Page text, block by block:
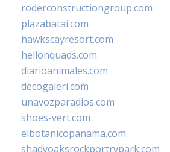
roderconstructiongroup.com
plazabatai.com
hawkscayresort.com
hellonquads.com
diarioanimales.com
decogaleri.com
unavozparadios.com
shoes-vert.com
elbotanicopanama.com
shadyoaksrockportrvpark.com